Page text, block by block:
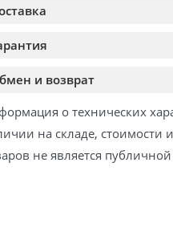
и возврат
о технических
на складе, стоимости
не является